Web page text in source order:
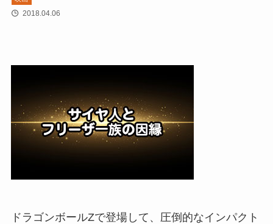
2018.04.06
ドラゴンボールZで登場して、圧倒的なインパクト